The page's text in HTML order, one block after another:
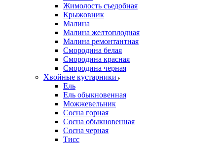
Жимолость съедобная
Крыжовник
Малина
Малина желтоплодная
Малина ремонтантная
Смородина белая
Смородина красная
Смородина черная
Хвойные кустарники
Ель
Ель обыкновенная
Можжевельник
Сосна горная
Сосна обыкновенная
Сосна черная
Тисс